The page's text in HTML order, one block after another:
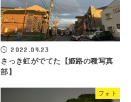
2022.09.23
さっき虹がでてた【姫路の種写真
部】
フォト